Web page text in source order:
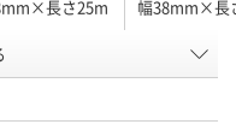
長さ25m 幅38mm×長